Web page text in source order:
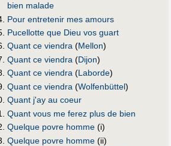
bien malade
Pour entretenir mes amours
Pucellotte que Dieu vos guart
Quant ce viendra (Mellon)
Quant ce viendra (Dijon)
Quant ce viendra (Laborde)
Quant ce viendra (Wolfenbüttel)
Quant j'ay au coeur
Quant vous me ferez plus de bien
Quelque povre homme (i)
Quelque povre homme (ii)